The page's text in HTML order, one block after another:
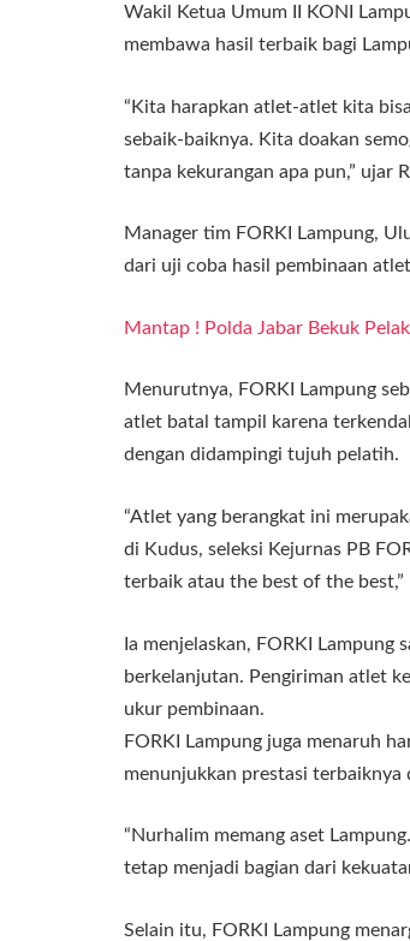
Wakil Ketua Umum II KONI
membawa hasil terbaik bagi
“Kita harapkan atlet-atlet kita
sebaik-baiknya. Kita doakan
tanpa kekurangan apa pun,” ujar
Manager tim FORKI Lampung,
dari uji coba hasil pembinaan
Mantap ! Polda Jabar Bekuk
Menurutnya, FORKI Lampung
atlet batal tampil karena
dengan didampingi tujuh pelatih.
“Atlet yang berangkat ini
di Kudus, seleksi Kejurnas PB
terbaik atau the best of the best,”
Ia menjelaskan, FORKI
berkelanjutan. Pengiriman atlet
ukur pembinaan.
FORKI Lampung juga menaruh
menunjukkan prestasi terbaiknya
“Nurhalim memang aset
tetap menjadi bagian dari
Selain itu, FORKI Lampung